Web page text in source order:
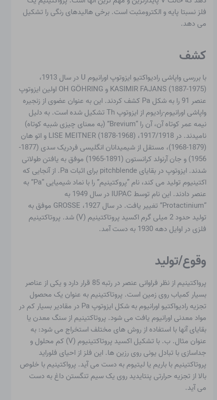
فلز نسبتا پایه و الکترومثبت است. برخی هالیدهای رنگی را تشکیل
می دهد.
کشف
با بررسی واپاشی رادیواکتیو ایزوتوپ اورانیوم U در سال 1913،
KASIMIR FAJANS (1887-1975) و OH GÖHRING اولین ایزوتوپ
عنصر 91 را به شکل Pa کشف کردند. این به عنوان عضوی از زنجیره
واپاشی اورانیوم-رادیوم از ایزوتوپ Th تشکیل شده است. به دلیل
نیمه عمر کوتاه آن، آن را “Brevium” (به معنای چیزی شبیه کوتاه)
نامیدند. در 1917/1918، LISE MEITNER (1878-1968) و اتو هان
(1879-1968)، مستقل از شیمیدانان انگلیسی فردریک سدی (1877-
1956) و جان آرنولد کرانستون (1891-1965) موفق به یافتن طولانی
شدند. ایزوتوپ در بقایای pitchblende برای اثبات Pa. از آنجایی که
اکتینیوم تولید می کند، نام “پروکتینیم” را با نماد شیمیایی “Pa” به
عنصر دادند. این نام توسط IUPAC در سال 1949 به
“Protactinium” تغییر یافت. در سال 1927، GROSSE موفق به
تولید حدود 2 میلی گرم اکسید پروتاکتینیم (V) شد. پروتاکتینیم
فلزی در اوایل دهه 1930 به دست آمد.
وقوع/تولید
پرواکتینیم از نظر فراوانی عنصر در رتبه 85 قرار دارد و یکی از عناصر
بسیار کمیاب روی زمین است. پروتاکتینیم به عنوان یک محصول
تجزیه رادیواکتیو اورانیوم به شکل ایزوتوپ Pa در مقادیر بسیار کم در
مواد معدنی اورانیوم یافت می شود. پروتاکتینیم از سنگ معدن یا
بقایای آنها با استفاده از روش های مختلف استخراج می شود: به
عنوان مثال. ب. با تشکیل اکسید پروتاکتینیوم (V) کم محلول و
جداسازی با تبادل یونی روی رزین ها. این فلز از احیای فلوراید
پروتاکتینیم با باریم یا لیتیوم به دست می آید. پرواکتینیم با خلوص
بالا از تجزیه حرارتی پنتایدید روی یک سیم تنگستن داغ به دست
می آید.